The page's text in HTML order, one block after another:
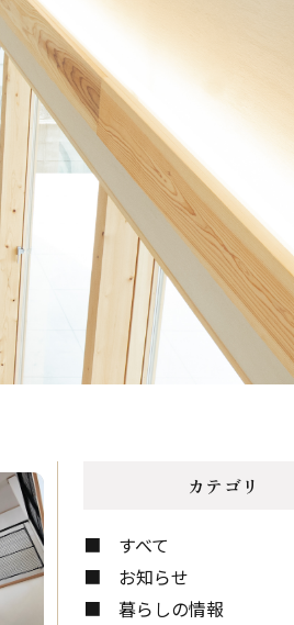
Reason
選ばれる理由
Works
施工事例
Topics
トピックス
Contactカテゴリ
すべて
お知らせ
暮らしの情報